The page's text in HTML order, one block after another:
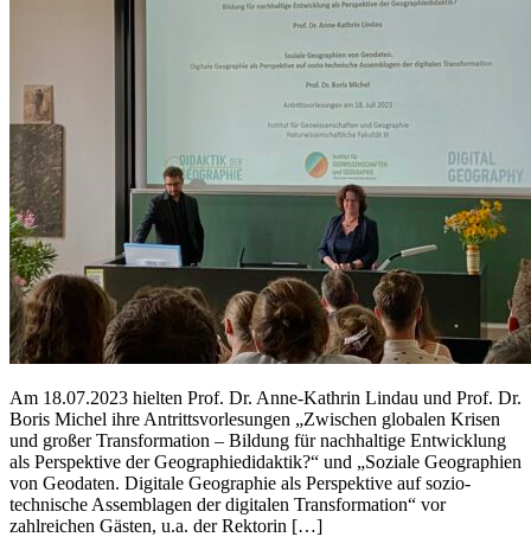
Am 18.07.2023 hielten Prof. Dr. Anne-Kathrin Lindau und Prof. Dr.
Boris Michel ihre Antrittsvorlesungen „Zwischen globalen Krisen
und großer Transformation – Bildung für nachhaltige Entwicklung
als Perspektive der Geographiedidaktik?“ und „Soziale Geographien
von Geodaten. Digitale Geographie als Perspektive auf sozio-
technische Assemblagen der digitalen Transformation“ vor
zahlreichen Gästen, u.a. der Rektorin […]